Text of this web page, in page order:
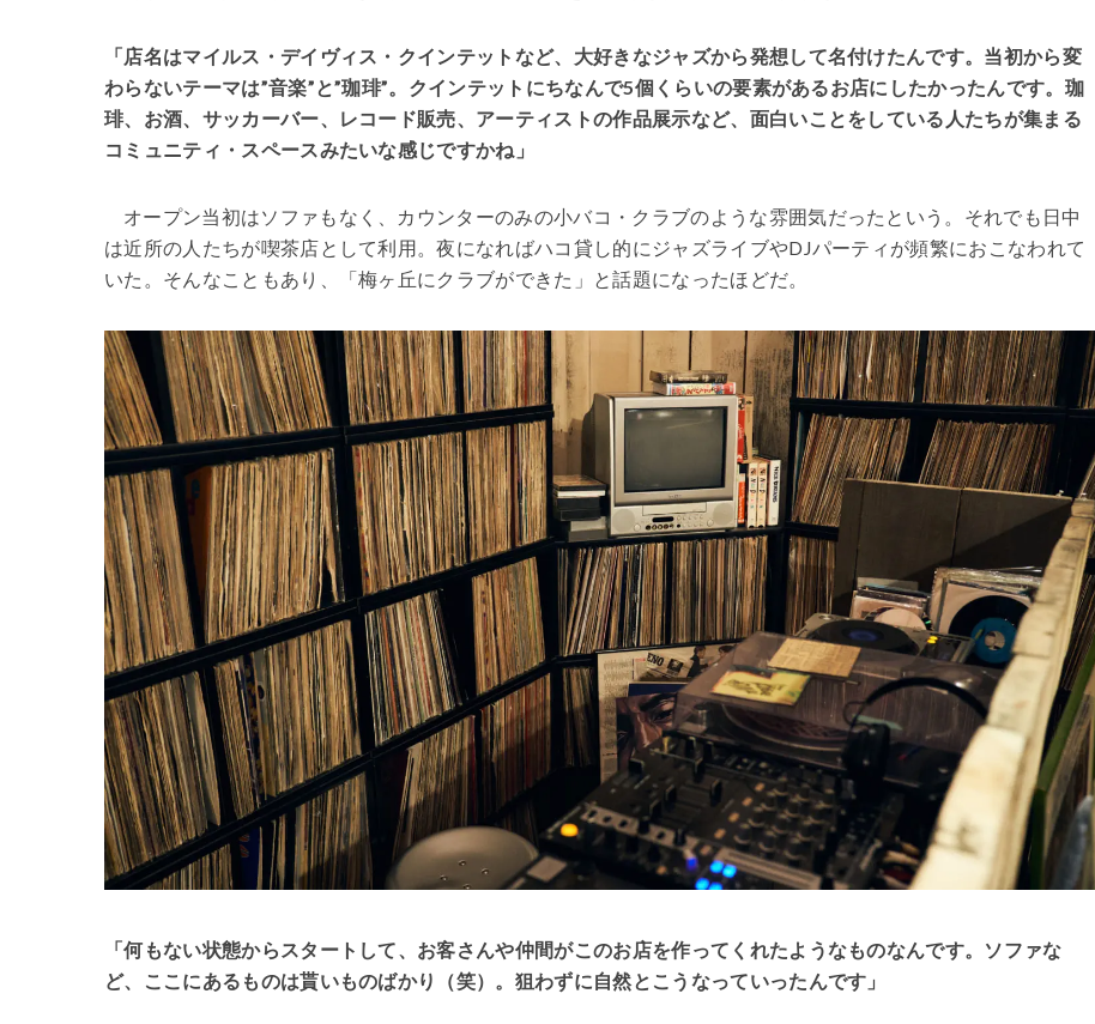
「店名はマイルス・デイヴィス・クインテットなど、大好きなジャズから発想して名付けたんです。当初から変
わらないテーマは”音楽”と”珈琲”。クインテットにちなんで5個くらいの要素があるお店にしたかったんです。珈
琲、お酒、サッカーバー、レコード販売、アーティストの作品展示など、面白いことをしている人たちが集まる
コミュニティ・スペースみたいな感じですかね」
オープン当初はソファもなく、カウンターのみの小バコ・クラブのような雰囲気だったという。それでも日中
は近所の人たちが喫茶店として利用。夜になればハコ貸し的にジャズライブやDJパーティが頻繁におこなわれて
いた。そんなこともあり、「梅ヶ丘にクラブができた」と話題になったほどだ。
「何もない状態からスタートして、お客さんや仲間がこのお店を作ってくれたようなものなんです。ソファな
ど、ここにあるものは貰いものばかり（笑）。狙わずに自然とこうなっていったんです」